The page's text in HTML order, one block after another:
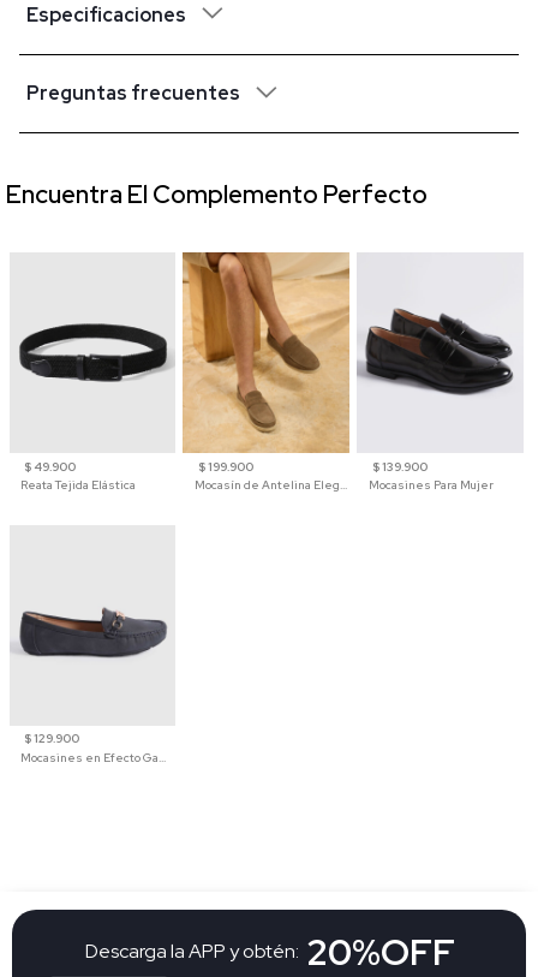
Especificaciones
Preguntas frecuentes
$ 49.900
Reata Tejida Elástica
$ 199.900
Mocasín de Antelina Elegante con Suela de Contraste Para Hombre
$ 139.900
Mocasines Para Mujer
$ 129.900
Mocasines en Efecto Gamuzado Para Mujer
Encuentra El Complemento Perfecto
Descarga la APP y obtén: 20%OFF